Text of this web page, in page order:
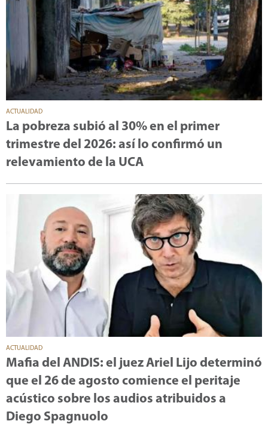
ACTUALIDAD
La pobreza subió al 30% en el primer
trimestre del 2026: así lo confirmó un
relevamiento de la UCA
ACTUALIDAD
Mafia del ANDIS: el juez Ariel Lijo determinó
que el 26 de agosto comience el peritaje
acústico sobre los audios atribuidos a
Diego Spagnuolo